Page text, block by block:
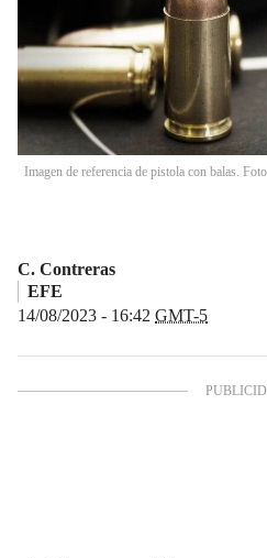
Imagen de referencia de pistola con balas.
C. Contreras
EFE
14/08/2023 - 16:42 GMT-5